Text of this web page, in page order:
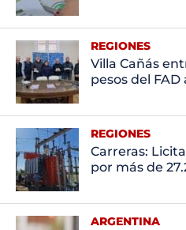
REGIONES
Villa Cañás
pesos del FAD
REGIONES
Carreras:
por más de
ARGENTINA